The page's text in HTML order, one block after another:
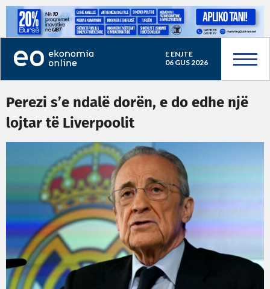
E ENJTE
06 GUS 2026
Perezi s’e ndalë dorën, e do edhe një
lojtar të Liverpoolit